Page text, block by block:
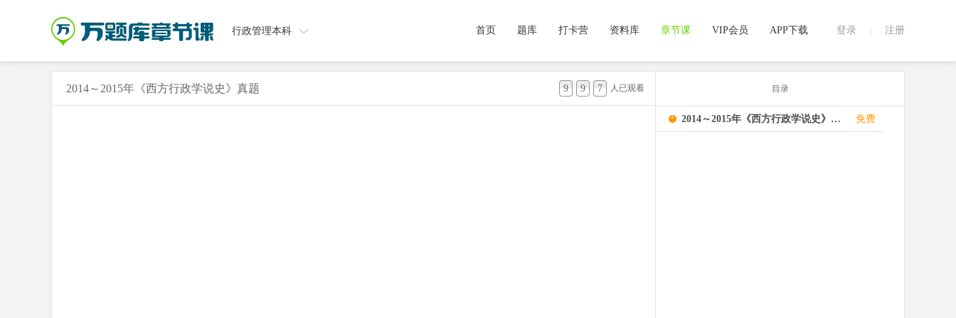
行政管理本科 登录 注册
首页 题库 打卡营 资料库 章节课 VIP会员 APP下载
2014～2015年《西方行政学说史》真题 9 9 7 人已观看 目录
+ 2014～2015年《西方行政学说史》真题 免费